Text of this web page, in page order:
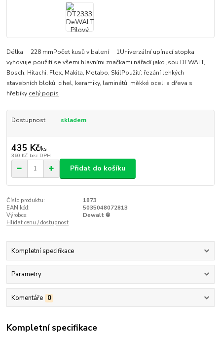
Délka 228 mmPočet kusů v balení 1Univerzální upínací stopka
vyhovuje použití se všemi hlavními značkami nářadí jako jsou DEWALT,
Bosch, Hitachi, Flex, Makita, Metabo, SkilPoužití: řezání lehkých
stavebních bloků, cihel, keramiky, laminátů, měkké oceli a dřeva s
hřebíky celý popis
Dostupnost skladem
435 Kč/ks
360 Kč bez DPH
Přidat do košíku
Číslo produktu:
1873
EAN kód:
5035048072813
Výrobce:
Dewalt ®
Hlídat cenu / dostupnost
Kompletní specifikace
Parametry
Komentáře 0
Kompletní specifikace